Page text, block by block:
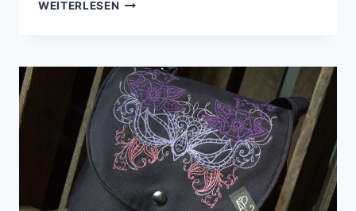
WEITERLESEN